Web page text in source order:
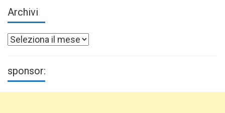
Archivi
Archivi
sponsor: